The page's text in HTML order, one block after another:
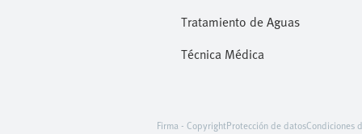
Tratamiento de Aguas
Técnica Médica
Firma - CopyrightProtección de datosCondiciones